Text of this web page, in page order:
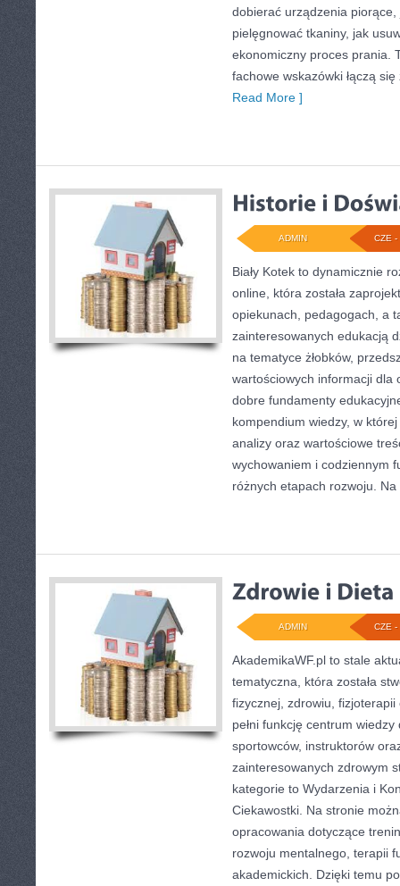
dobierać urządzenia
pielęgnować tkaniny, jak
ekonomiczny proces prania.
fachowe wskazówki łączą
Read More ]
CZE -
ADMIN
Biały Kotek to dynamicznie
online, która została
opiekunach, pedagogach, a
zainteresowanych edukacją
na tematyce żłobków,
wartościowych informacji dla
dobre fundamenty
kompendium wiedzy, w
analizy oraz wartościowe
wychowaniem i codziennym
różnych etapach rozwoju. Na
CZE -
ADMIN
AkademikaWF.pl to stale
tematyczna, która została
fizycznej, zdrowiu,
pełni funkcję centrum
sportowców, instruktorów
zainteresowanych zdrowym
kategorie to Wydarzenia i
Ciekawostki. Na stronie
opracowania dotyczące
rozwoju mentalnego, terapii
akademickich. Dzięki temu